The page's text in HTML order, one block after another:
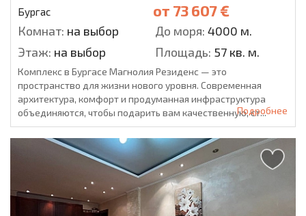
Бургас от 73 607 €
Комнат: на выбор До моря: 4000 м.
Этаж: на выбор Площадь: 57 кв. м.
Комплекс в Бургасе Магнолия Резиденс — это
пространство для жизни нового уровня. Современная
архитектура, комфорт и продуманная инфраструктура
объединяются, чтобы подарить вам качественную, ст...
Подробнее